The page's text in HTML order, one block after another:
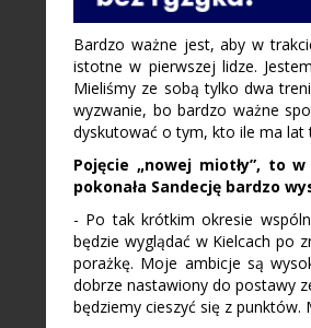
Bardzo ważne jest, aby w
istotne w pierwszej lidze.
Mieliśmy ze sobą tylko dwa
wyzwanie, bo bardzo ważne
dyskutować o tym, kto ile ma lat
Pojęcie „nowej miotły”, to
pokonała Sandecję bardzo
- Po tak krótkim okresie
będzie wyglądać w Kielcach po
porażkę. Moje ambicje są
dobrze nastawiony do postawy
będziemy cieszyć się z